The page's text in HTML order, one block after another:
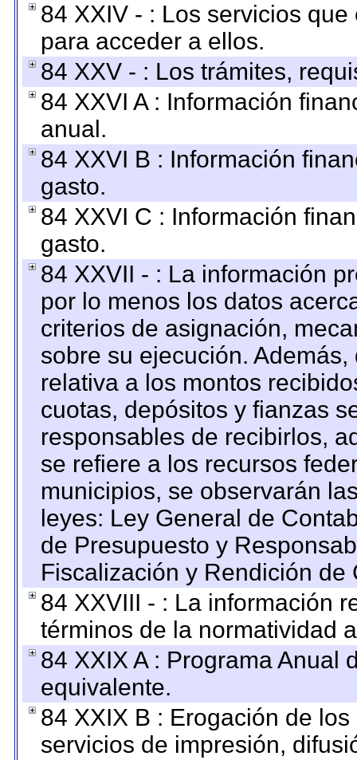
84 XXIV - : Los servicios
para acceder a ellos.
84 XXV - : Los trámites,
84 XXVI A : Información
anual.
84 XXVI B : Información
gasto.
84 XXVI C : Información
gasto.
84 XXVII - : La información
por lo menos los datos
criterios de asignación,
sobre su ejecución.
relativa a los montos
cuotas, depósitos y fianzas
responsables de recibirlos,
se refiere a los recursos
municipios, se observarán
leyes: Ley General de
de Presupuesto y
Fiscalización y Rendición
84 XXVIII - : La información
términos de la normatividad
84 XXIX A : Programa Anual
equivalente.
84 XXIX B : Erogación de
servicios de impresión,